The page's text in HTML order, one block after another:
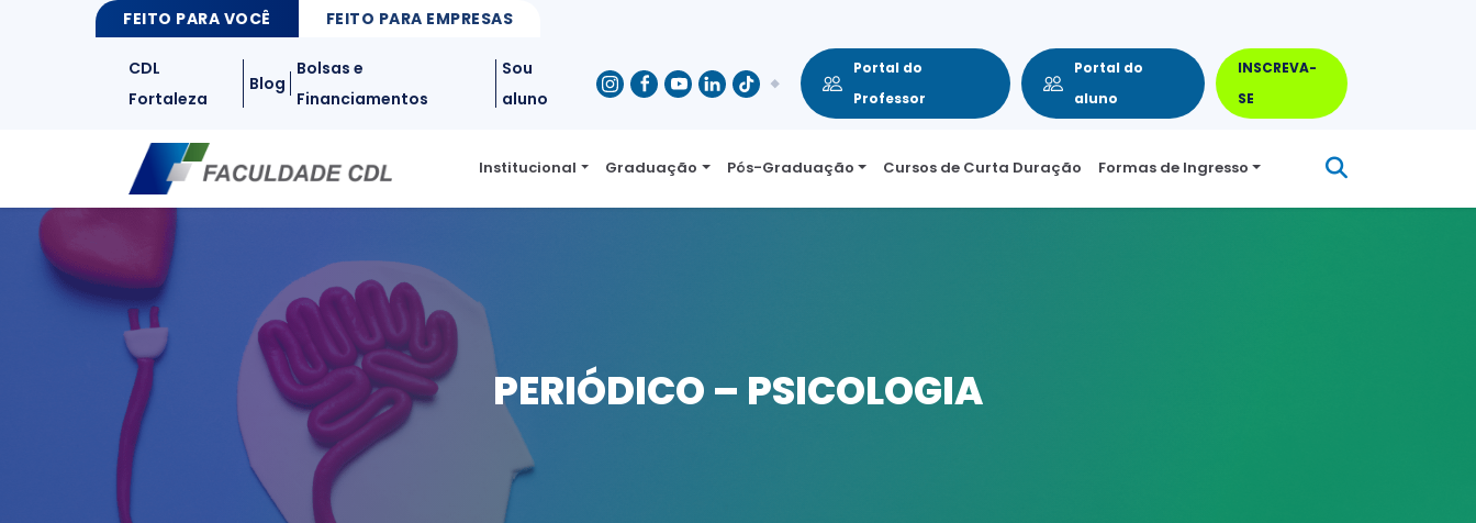
FEITO PARA VOCÊ FEITO PARA EMPRESAS
CDL
Fortaleza
Blog
Bolsas e
Financiamentos
Sou
aluno
Portal do
Professor
Portal do
aluno
INSCREVA-
SE
Institucional Graduação Pós-Graduação Cursos de Curta Duração Formas de Ingresso
FEITO PARA VOCÊ
PERIÓDICO – PSICOLOGIA